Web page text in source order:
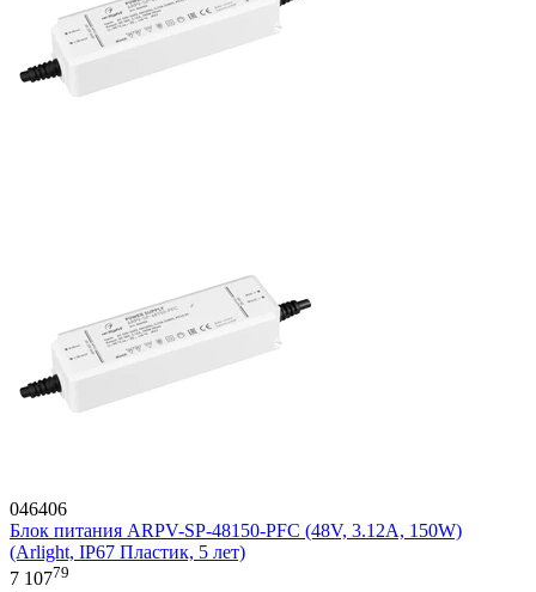
046406
Блок питания ARPV-SP-48150-PFC (48V, 3.12A, 150W)
(Arlight, IP67 Пластик, 5 лет)
7 10779